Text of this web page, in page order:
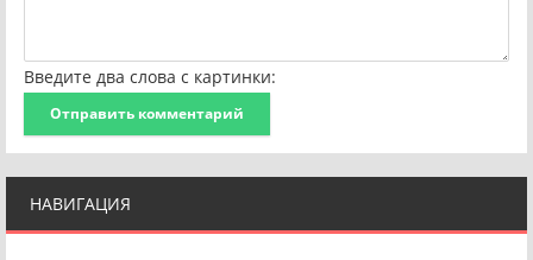
НАВИГАЦИЯ
Введите два слова с картинки:
Отправить комментарий